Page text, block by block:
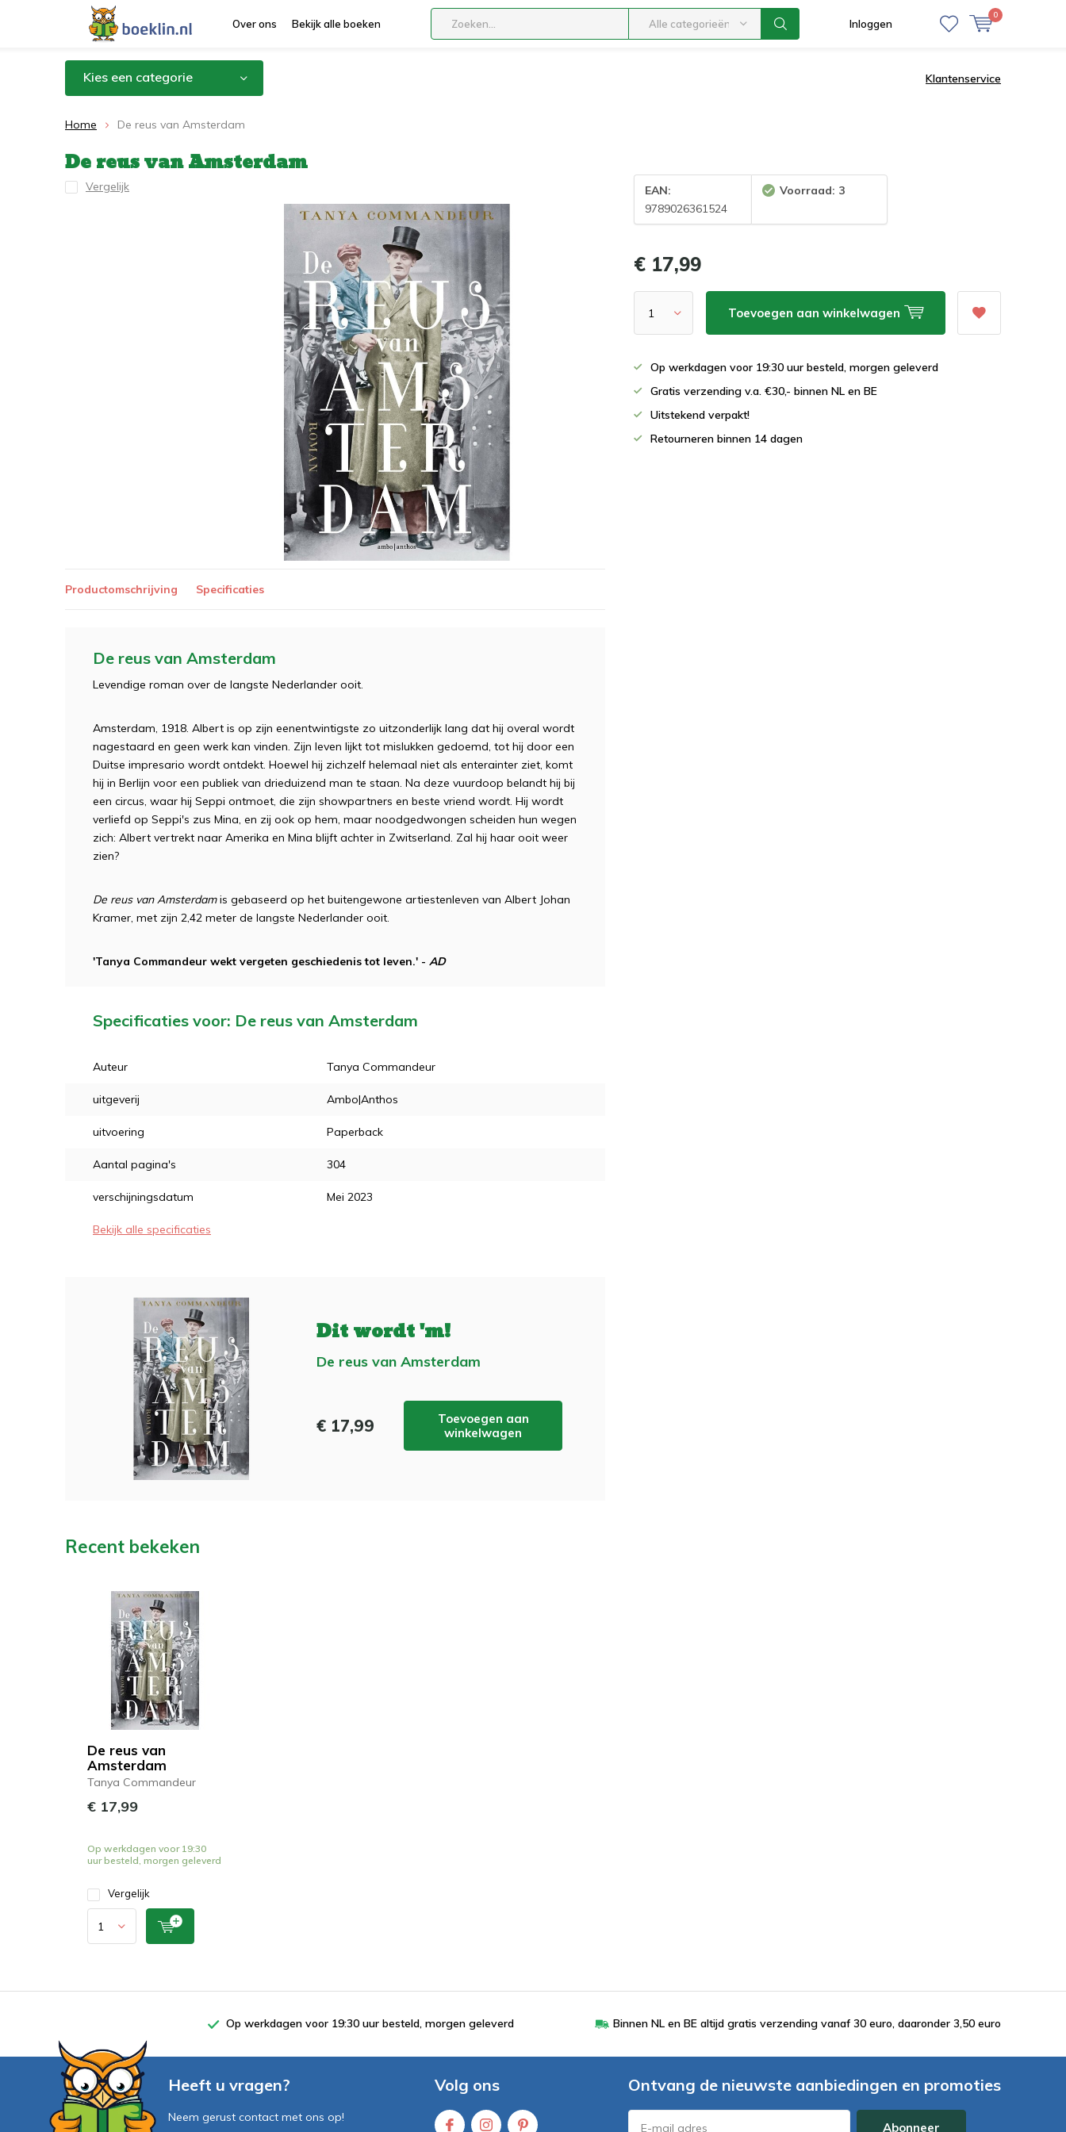
Over ons Bekijk alle boeken Alle categorieën Inloggen
0
Kies een categorie Klantenservice
Home De reus van Amsterdam
De reus van Amsterdam
Vergelijk
EAN:
9789026361524
Voorraad: 3
€ 17,99
Toevoegen aan winkelwagen
Op werkdagen voor 19:30 uur besteld, morgen geleverd
Gratis verzending v.a. €30,- binnen NL en BE
Uitstekend verpakt!
Retourneren binnen 14 dagen
Productomschrijving Specificaties
De reus van Amsterdam
Levendige roman over de langste Nederlander ooit.
Amsterdam, 1918. Albert is op zijn eenentwintigste zo uitzonderlijk lang dat hij overal wordt
nagestaard en geen werk kan vinden. Zijn leven lijkt tot mislukken gedoemd, tot hij door een
Duitse impresario wordt ontdekt. Hoewel hij zichzelf helemaal niet als enterainter ziet, komt
hij in Berlijn voor een publiek van drieduizend man te staan. Na deze vuurdoop belandt hij bij
een circus, waar hij Seppi ontmoet, die zijn showpartners en beste vriend wordt. Hij wordt
verliefd op Seppi's zus Mina, en zij ook op hem, maar noodgedwongen scheiden hun wegen
zich: Albert vertrekt naar Amerika en Mina blijft achter in Zwitserland. Zal hij haar ooit weer
zien?
De reus van Amsterdamis gebaseerd op het buitengewone artiestenleven van Albert Johan
Kramer, met zijn 2,42 meter de langste Nederlander ooit.
'Tanya Commandeur wekt vergeten geschiedenis tot leven.' - AD
Specificaties voor: De reus van Amsterdam
Auteur Tanya Commandeur
uitgeverij Ambo|Anthos
uitvoering Paperback
Aantal pagina's 304
verschijningsdatum Mei 2023
Bekijk alle specificaties
Dit wordt 'm!
De reus van Amsterdam
€ 17,99
Toevoegen aan
winkelwagen
Recent bekeken
De reus van
Amsterdam
Tanya Commandeur
€ 17,99
Op werkdagen voor 19:30
uur besteld, morgen geleverd
Vergelijk
Op werkdagen voor 19:30 uur besteld, morgen geleverd Binnen NL en BE altijd gratis verzending vanaf 30 euro, daaronder 3,50 euro
Heeft u vragen?
Neem gerust contact met ons op!
Volg ons Ontvang de nieuwste aanbiedingen en promoties
Abonneer